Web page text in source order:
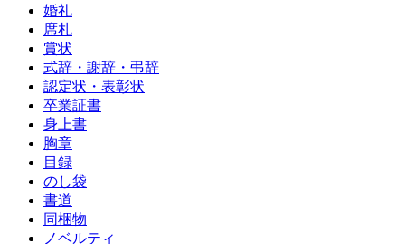
婚礼
席札
賞状
式辞・謝辞・弔辞
認定状・表彰状
卒業証書
身上書
胸章
目録
のし袋
書道
同梱物
ノベルティ